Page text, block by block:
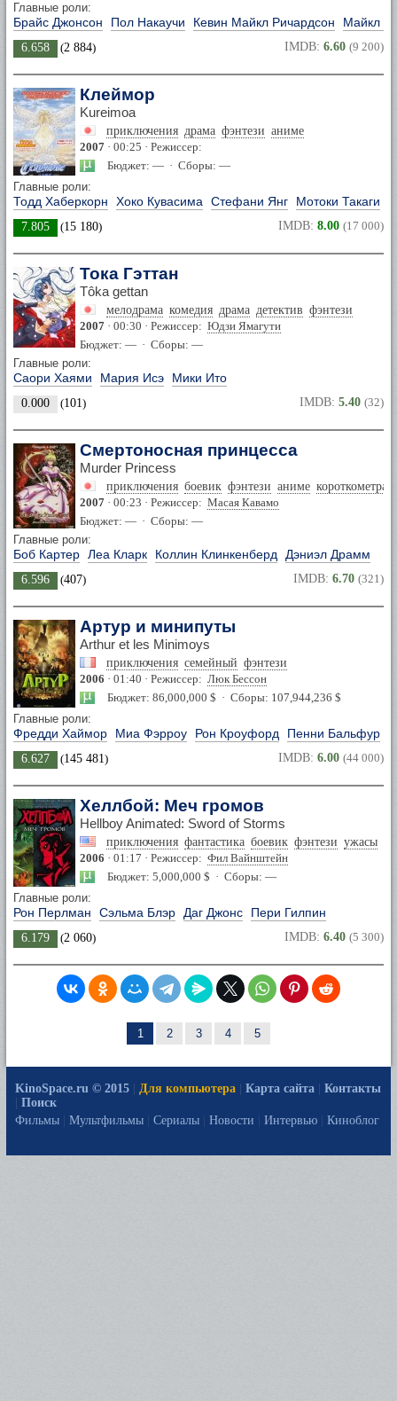
Главные роли:
Брайс Джонсон Пол Накаучи Кевин Майкл Ричардсон Майкл
6.658 (2 884) IMDB: 6.60 (9 200)
Клеймор
Kureimoa
приключения драма фэнтези аниме
2007 · 00:25 · Режиссер:
Бюджет: — · Сборы: —
Главные роли:
Тодд Хаберкорн Хоко Кувасима Стефани Янг Мотоки Такаги
7.805 (15 180) IMDB: 8.00 (17 000)
Тока Гэттан
Tôka gettan
мелодрама комедия драма детектив фэнтези
2007 · 00:30 · Режиссер: Юдзи Ямагути
Бюджет: — · Сборы: —
Главные роли:
Саори Хаями Мария Исэ Мики Ито
0.000 (101) IMDB: 5.40 (32)
Смертоносная принцесса
Murder Princess
приключения боевик фэнтези аниме
2007 · 00:23 · Режиссер: Масая Кавамо
Бюджет: — · Сборы: —
Главные роли:
Боб Картер Леа Кларк Коллин Клинкенберд Дэниэл Драмм
6.596 (407) IMDB: 6.70 (321)
Артур и минипуты
Arthur et les Minimoys
приключения семейный фэнтези
2006 · 01:40 · Режиссер: Люк Бессон
Бюджет: 86,000,000 $ · Сборы: 107,944,236 $
Главные роли:
Фредди Хаймор Миа Фэрроу Рон Кроуфорд Пенни Бальфур
6.627 (145 481) IMDB: 6.00 (44 000)
Хеллбой: Меч громов
Hellboy Animated: Sword of Storms
приключения фантастика боевик фэнтези ужасы
2006 · 01:17 · Режиссер: Фил Вайнштейн
Бюджет: 5,000,000 $ · Сборы: —
Главные роли:
Рон Перлман Сэльма Блэр Даг Джонс Пери Гилпин
6.179 (2 060) IMDB: 6.40 (5 300)
1 2 3 4 5
KinoSpace.ru © 2015 Для компьютера Карта сайта
Контакты
Поиск
Фильмы
Мультфильмы Сериалы Новости Интервью Киноблог